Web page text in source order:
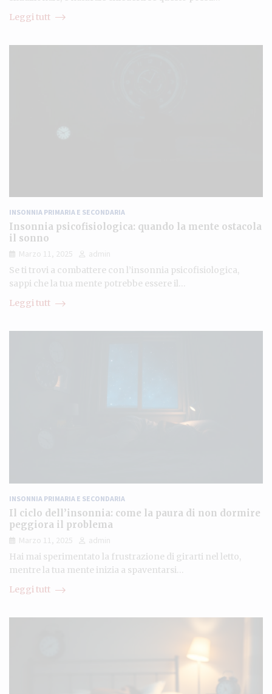
Leggi tutt
INSONNIA PRIMARIA E SECONDARIA
Insonnia psicofisiologica: quando la mente ostacola
il sonno
Marzo 11, 2025
admin
Se ti trovi a combattere con l’insonnia psicofisiologica,
sappi che la tua mente potrebbe essere il…
Leggi tutt
INSONNIA PRIMARIA E SECONDARIA
Il ciclo dell’insonnia: come la paura di non dormire
peggiora il problema
Marzo 11, 2025
admin
Hai mai sperimentato la frustrazione di girarti nel letto,
mentre la tua mente inizia a spaventarsi…
Leggi tutt